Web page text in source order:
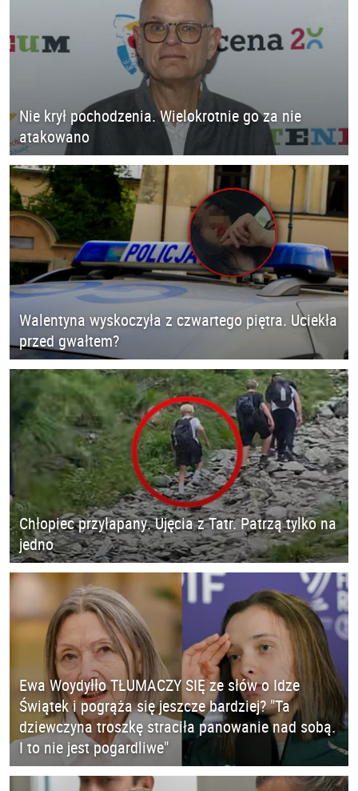
Nie krył pochodzenia. Wielokrotnie go za nie
atakowano
Walentyna wyskoczyła z czwartego piętra. Uciekła
przed gwałtem?
Chłopiec przyłapany. Ujęcia z Tatr. Patrzą tylko na
jedno
Ewa Woydyłło TŁUMACZY SIĘ ze słów o Idze
Świątek i pogrąża się jeszcze bardziej? "Ta
dziewczyna troszkę straciła panowanie nad sobą.
I to nie jest pogardliwe"